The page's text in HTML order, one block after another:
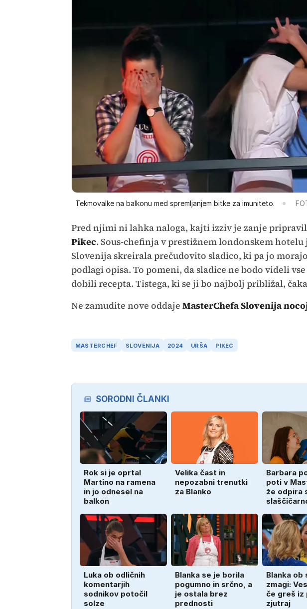
Tekmovalke na balkonu med spremljanjem bitke za imuniteto.
Pred njimi ni lahka naloga, kajti izziv je zanje
Pikec. Sous-chefinja v prestižnem londonskem hotelu
Slovenija skreirala prečudovito sladico, ki pa jo
podlagi opisa. To pomeni, da sladice ne bodo videli
dobili recepta. Tistega, ki se ji bo najbolj približal,
Ne zamudite nove oddaje MasterChefa Slovenija
MASTERCHEF SLOVENIJA 2024 URŠA PIKEC
SORODNI ČLANKI
Rok si je oprtal
Martino na ramena
in jo odnesel na
balkon
Velika čast in
nepozabni trenutki
za Blanko
Barbara
poti v
že odpira
Luka ob odličnih
komentarjih
sodnikov potočil
solze
Blanka se je borila
pogumno in srčno, a
je ostala brez
prednosti
Blanka ob
zmagi:
če greš iz
zjutraj